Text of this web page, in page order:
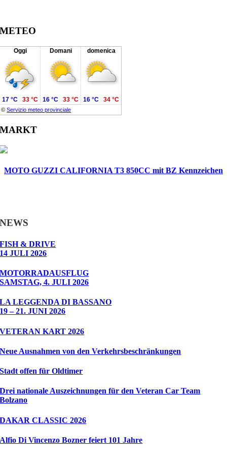
METEO
Oggi Domani domenica
©Servizio meteo provinciale
17 °C 33 °C 16 °C 33 °C 16 °C 34 °C
MARKT
MOTO GUZZI CALIFORNIA T3 850CC mit BZ Kennzeichen
NEWS
FISH & DRIVE
14 JULI 2026
MOTORRADAUSFLUG
SAMSTAG, 4. JULI 2026
LA LEGGENDA DI BASSANO
19 – 21. JUNI 2026
VETERAN KART 2026
Neue Ausnahmen von den Verkehrsbeschränkungen
Stadt offen für Oldtimer
Drei nationale Auszeichnungen für den Veteran Car Team
Bolzano
DAKAR CLASSIC 2026
Alfio Di Vincenzo Bozner feiert 101 Jahre